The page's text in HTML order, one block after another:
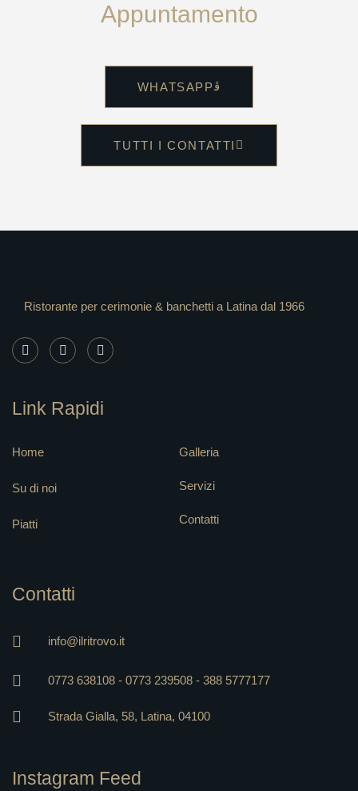
Appuntamento
WHATSAPP
TUTTI I CONTATTI
Ristorante per cerimonie & banchetti a Latina dal 1966
Link Rapidi
Home
Su di noi
Piatti
Galleria
Servizi
Contatti
Contatti
info@ilritrovo.it
0773 638108 - 0773 239508 - 388 5777177
Strada Gialla, 58, Latina, 04100
Instagram Feed